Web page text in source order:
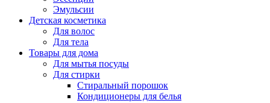
Эмульсии
Детская косметика
Для волос
Для тела
Товары для дома
Для мытья посуды
Для стирки
Стиральный порошок
Кондиционеры для белья